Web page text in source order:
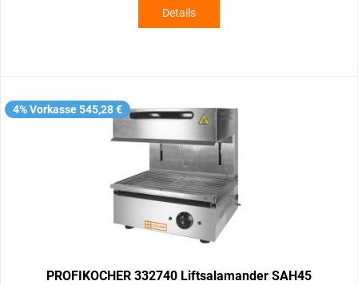
Details
4% Vorkasse 545,28 €
PROFIKOCHER 332740 Liftsalamander SAH45